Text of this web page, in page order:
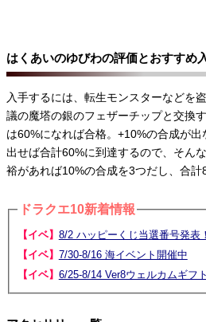
はくあいのゆびわの評価とおすすめ
入手するには、転生モンスターなどを
議の魔塔の銀のフェザーチップと交換
は60%になれば合格。+10%の合成が
出せば合計60%に到達するので、そん
裕があれば10%の合成を3つだし、合計
ドラクエ10新着情報
【イベ】 8/2 ハッピーくじ当選番号発表！
【イベ】 7/30-8/16 海イベント開催中
【イベ】 6/25-8/14 Ver8ウェルカムギフト